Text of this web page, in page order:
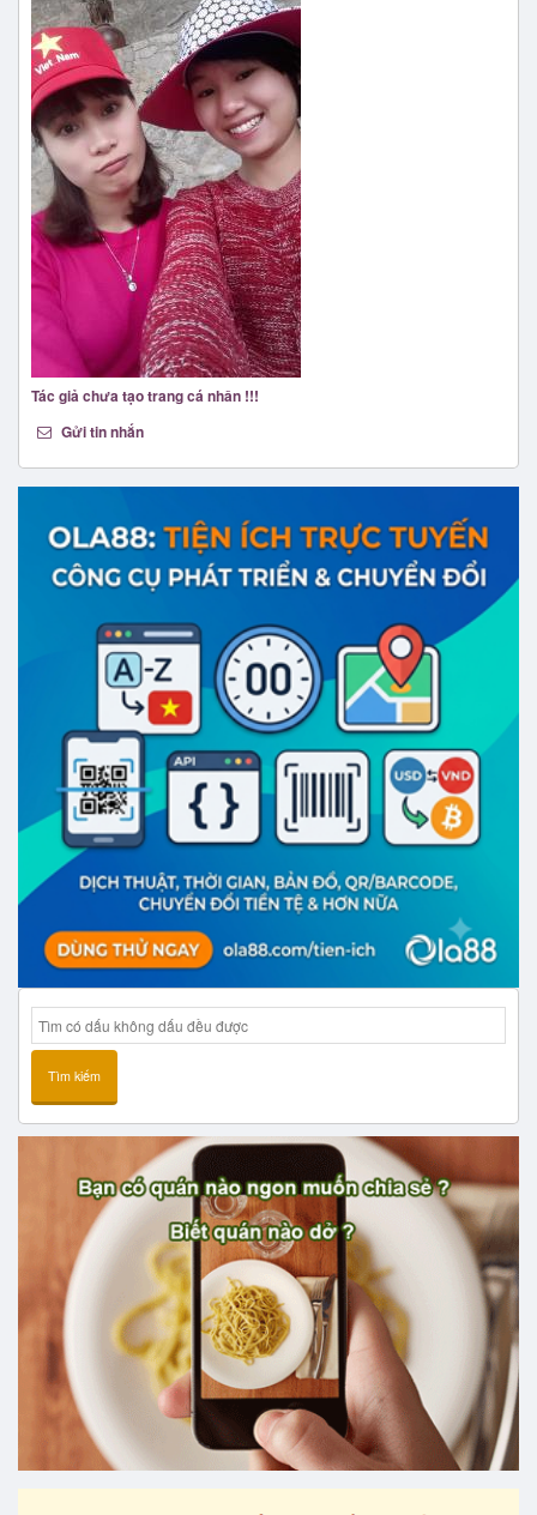
Tác giả chưa tạo trang cá nhân !!!
Gửi tin nhắn
Tìm kiếm